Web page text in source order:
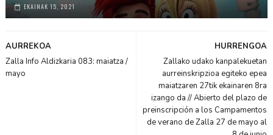
EKAINAK 15, 2021
HURRENGOA
Zallako udako kanpalekuetan
aurreinskripzioa egiteko epea
maiatzaren 27tik ekainaren 8ra
izango da // Abierto del plazo de
preinscripción a los Campamentos
de verano de Zalla 27 de mayo al
AURREKOA
Zalla Info Aldizkaria 083: maiatza /
mayo